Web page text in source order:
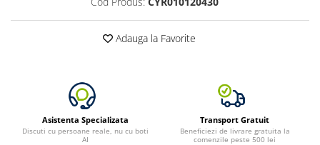
Anker
Toate generatoarele
Panouri Solare Pliabile
Cauta dupa marca
Adauga la Favorite
Asistenta Specializata
Discuti cu persoane reale, nu cu boti
AI
Transport Gratuit
Beneficiezi de livrare gratuita la
comenzile peste 500 lei